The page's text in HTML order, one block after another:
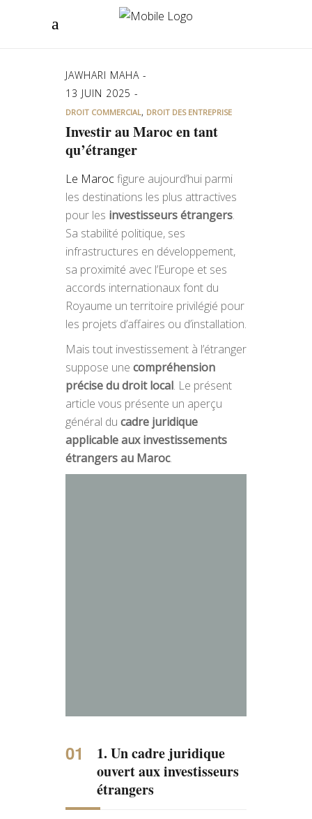
JAWHARI MAHA
13 JUIN 2025
DROIT COMMERCIAL, DROIT DES ENTREPRISE
Investir au Maroc en tant
qu’étranger
Le Marocfigure aujourd’hui parmi
les destinations les plus attractives
pour les investisseurs étrangers.
Sa stabilité politique, ses
infrastructures en développement,
sa proximité avec l’Europe et ses
accords internationaux font du
Royaume un territoire privilégié pour
les projets d’affaires ou d’installation.
Mais tout investissement à l’étranger
suppose une compréhension
précise du droit local. Le présent
article vous présente un aperçu
général du cadre juridique
applicable aux investissements
étrangers au Maroc.
1. Un cadre juridique
ouvert aux investisseurs
étrangers